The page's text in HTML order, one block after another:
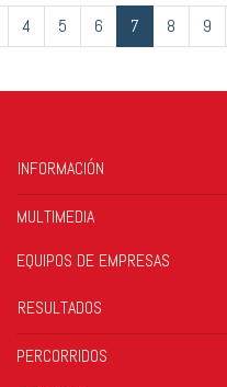
4 5 6 7 8 9
INFORMACIÓN
MULTIMEDIA
EQUIPOS DE EMPRESAS
RESULTADOS
PERCORRIDOS